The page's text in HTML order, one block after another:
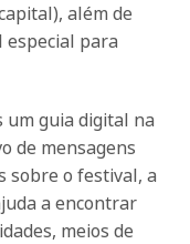
além de
especial para
um guia digital na
de mensagens
sobre o festival, a
a encontrar
meios de